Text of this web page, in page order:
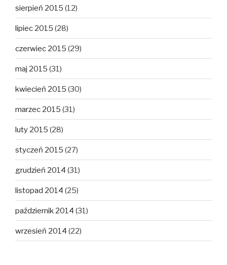
sierpień 2015 (12)
lipiec 2015 (28)
czerwiec 2015 (29)
maj 2015 (31)
kwiecień 2015 (30)
marzec 2015 (31)
luty 2015 (28)
styczeń 2015 (27)
grudzień 2014 (31)
listopad 2014 (25)
październik 2014 (31)
wrzesień 2014 (22)